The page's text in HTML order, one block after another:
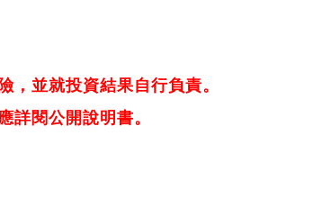
，並就投資結果自行負責。
詳閱公開說明書。